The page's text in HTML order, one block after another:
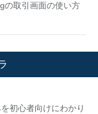
の取引画面の使い方
初心者向けにわかり